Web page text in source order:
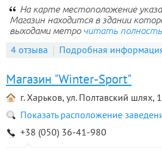
На карте местоположение
Магазин находится в здании
выходами метро читать
4 отзыва Подробная
Магазин "Winter-Sport"
г. Харьков, ул. Полтавский шлях,
Показать расположение
+38 (050) 36-41-980